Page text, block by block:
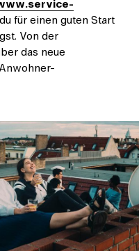
für einen guten Start
Von der
das neue